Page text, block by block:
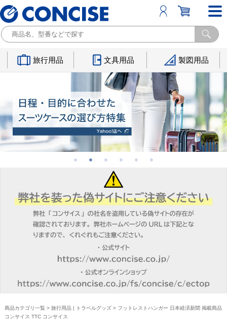
旅行用品 文具用品 製図用品
商品カテゴリ一覧 > 旅行用品 | トラベルグッズ> フットレストハンガー 日本経済新聞 掲載商品
コンサイス TTC コンサイス